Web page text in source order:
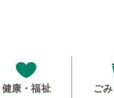
健康・福祉 ご